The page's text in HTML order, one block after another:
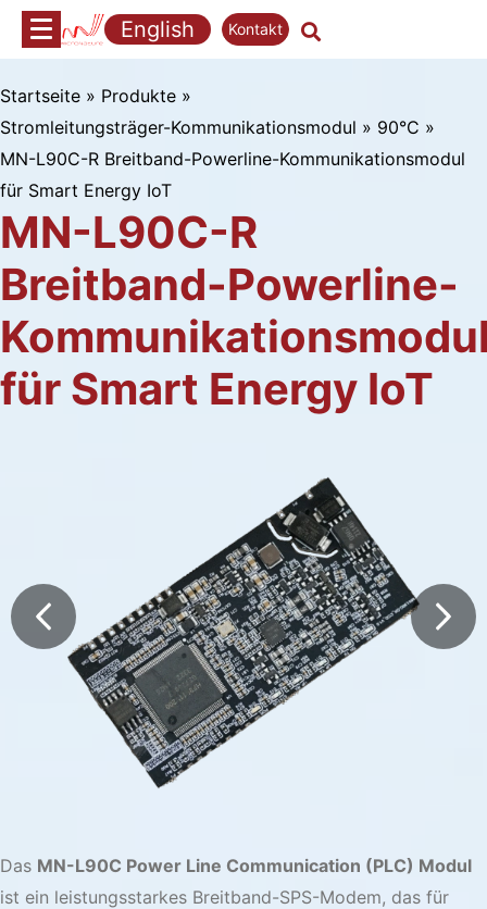
Zum
Inhalt
English Kontakt
Startseite » Produkte »
Stromleitungsträger-Kommunikationsmodul » 90°C »
MN-L90C-R Breitband-Powerline-Kommunikationsmodul
für Smart Energy IoT
MN-L90C-R
Breitband-Powerline-
für Smart Energy IoT
Das MN-L90C Power Line Communication (PLC) Modul
ist ein leistungsstarkes Breitband-SPS-Modem, das für